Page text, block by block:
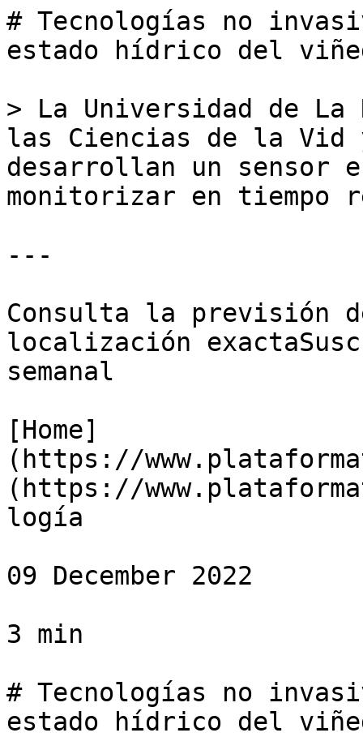
# Tecnologías no
estado hídrico del
> La Universidad de
las Ciencias de la Vid
desarrollan un sensor
monitorizar en tiempo
---
Consulta la previsión
localización
semanal
[Home]
(https://
(https://
logía
09 December 2022
3 min
# Tecnologías no
estado hídrico del